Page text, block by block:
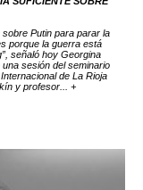
sobre Putin para parar la
porque la guerra está
señaló hoy Georgina
sesión del seminario
de La Rioja
y profesor... +